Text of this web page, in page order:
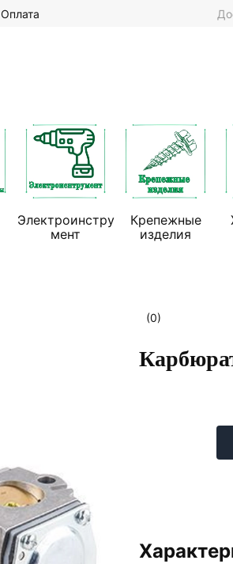
Оплата
Электроинстру
мент
Крепежные
изделия
(0)